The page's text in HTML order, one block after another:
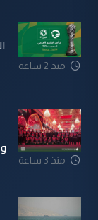
منذ 2 ساعة
منذ 3 ساعة